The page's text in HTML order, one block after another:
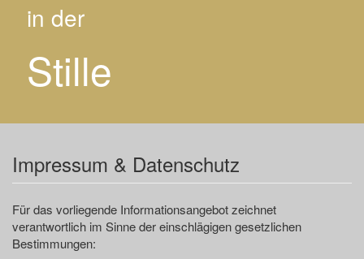
in der
Stille
Impressum & Datenschutz
Für das vorliegende Informationsangebot zeichnet
verantwortlich im Sinne der einschlägigen gesetzlichen
Bestimmungen: